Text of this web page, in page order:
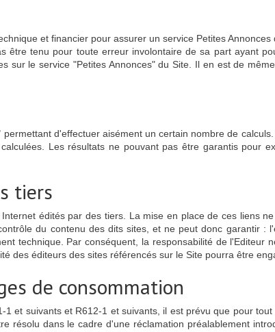
et financier pour assurer un service Petites
être tenu pour toute erreur involontaire de sa part ayant
sur le service "Petites Annonces" du Site. Il en est de
d'effectuer aisément un certain nombre de
Les résultats ne pouvant pas être garantis pour
tiers
édités par des tiers. La mise en place de ces liens
du contenu des dits sites, et ne peut donc garantir :
technique. Par conséquent, la responsabilité de l'Editeur
des éditeurs des sites référencés sur le Site pourra être
de consommation
et suivants et R612-1 et suivants, il est prévu que pour
résolu dans le cadre d'une réclamation préalablement